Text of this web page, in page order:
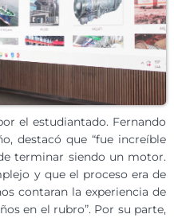
el estudiantado. Fernando
destacó que “fue increíble
terminar siendo un motor.
y que el proceso era de
contaran la experiencia de
en el rubro”. Por su parte,